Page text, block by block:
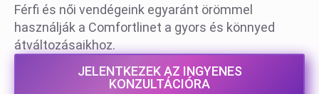
Férfi és női vendégeink egyaránt örömmel
használják a Comfortlinet a gyors és könnyed
átváltozásaikhoz.
JELENTKEZEK AZ INGYENES
KONZULTÁCIÓRA